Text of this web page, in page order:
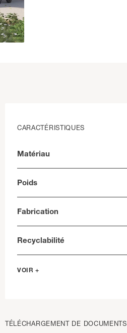
CARACTÉRISTIQUES
Matériau
Poids
Fabrication
Recyclabilité
VOIR +
TÉLÉCHARGEMENT DE DOCUMENTS